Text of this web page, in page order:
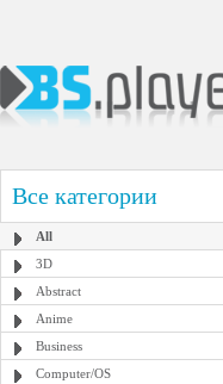
Все категории
All
3D
Abstract
Anime
Business
Computer/OS